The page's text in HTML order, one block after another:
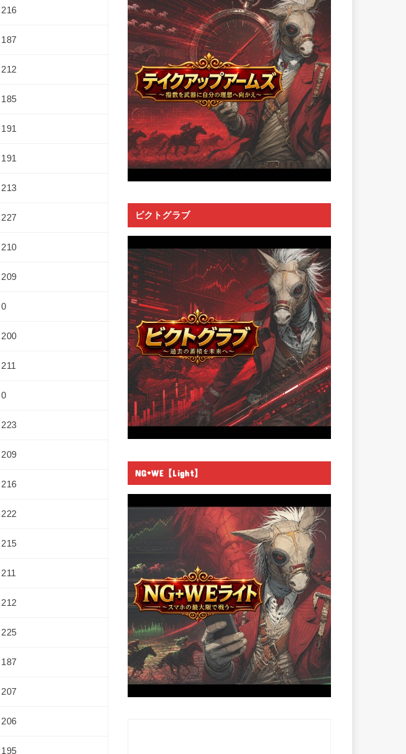
216
187
212
185
191
191
213
227
210
209
0
200
211
0
223
209
216
222
215
211
212
225
187
207
206
195
ビクトグラブ
NG+WE【Light】